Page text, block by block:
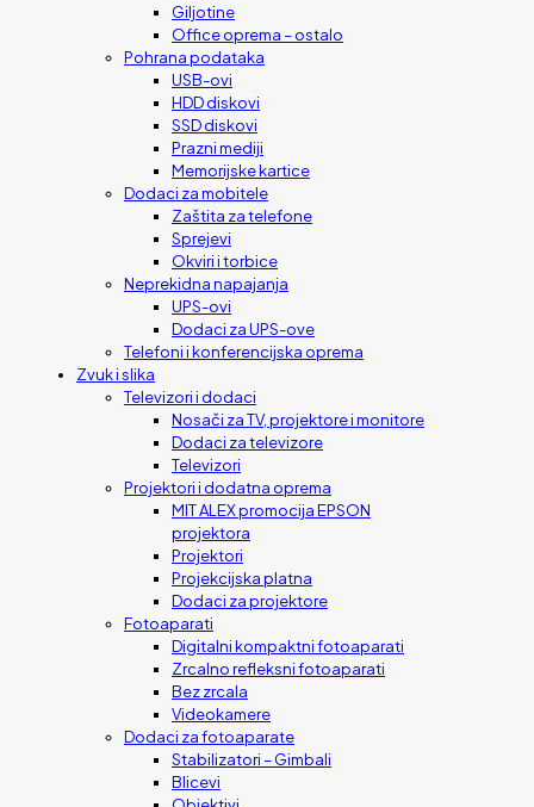
Giljotine
Office oprema – ostalo
Pohrana podataka
USB-ovi
HDD diskovi
SSD diskovi
Prazni mediji
Memorijske kartice
Dodaci za mobitele
Zaštita za telefone
Sprejevi
Okviri i torbice
Neprekidna napajanja
UPS-ovi
Dodaci za UPS-ove
Telefoni i konferencijska oprema
Zvuk i slika
Televizori i dodaci
Nosači za TV, projektore i monitore
Dodaci za televizore
Televizori
Projektori i dodatna oprema
MIT ALEX promocija EPSON
projektora
Projektori
Projekcijska platna
Dodaci za projektore
Fotoaparati
Digitalni kompaktni fotoaparati
Zrcalno refleksni fotoaparati
Bez zrcala
Videokamere
Dodaci za fotoaparate
Stabilizatori – Gimbali
Blicevi